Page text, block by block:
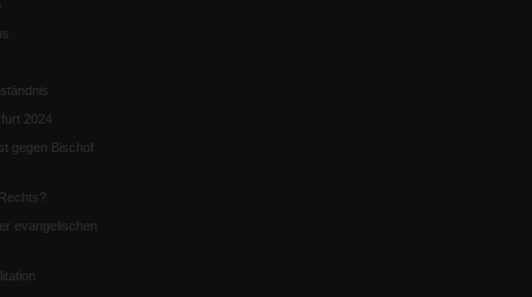
2024
gegen Bischof
evangelischen